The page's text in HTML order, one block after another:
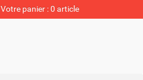
Votre panier : 0 article